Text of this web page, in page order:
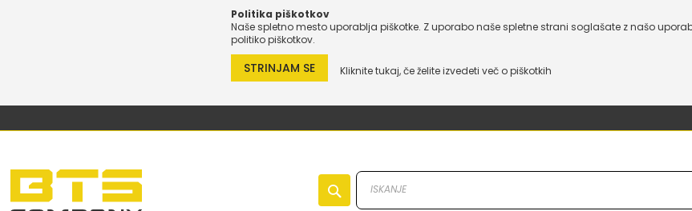
Politika piškotkov
Naše spletno mesto uporablja piškotke. Z uporabo naše spletne strani soglašate z našo
politiko piškotkov.
Kliknite tukaj, če želite izvedeti več o piškotkih
STRINJAM SE